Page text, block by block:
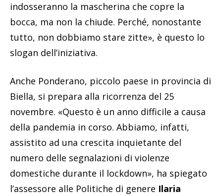
indosseranno la mascherina che copre la
bocca, ma non la chiude. Perché, nonostante
tutto, non dobbiamo stare zitte», è questo lo
slogan dell’iniziativa.
Anche Ponderano, piccolo paese in provincia di
Biella, si prepara alla ricorrenza del 25
novembre. «Questo è un anno difficile a causa
della pandemia in corso. Abbiamo, infatti,
assistito ad una crescita inquietante del
numero delle segnalazioni di violenze
domestiche durante il lockdown», ha spiegato
l’assessore alle Politiche di genere Ilaria